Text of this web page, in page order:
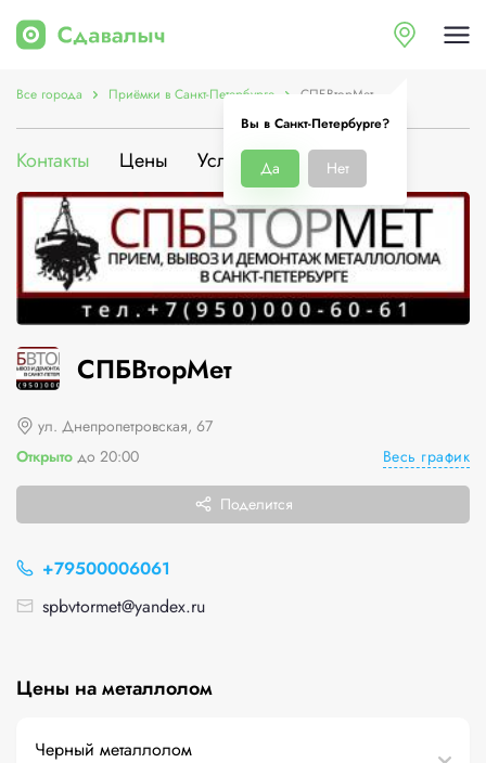
Вы в Санкт-Петербурге?
Да Нет
Все города Приёмки в Санкт-Петербурге СПБВторМет
Контакты Цены Услуги О компании
СПБВторМет
ул. Днепропетровская, 67
Открыто до 20:00 Весь график
Поделится
+79500006061
spbvtormet@yandex.ru
Цены на металлолом
Черный металлолом